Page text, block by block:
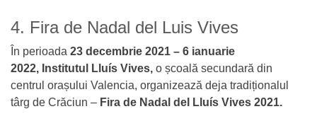
4. Fira de Nadal del Luis Vives
În perioada 23 decembrie 2021 – 6 ianuarie
2022, Institutul Lluís Vives, o școală secundară din
centrul orașului Valencia, organizează deja tradiționalul
târg de Crăciun – Fira de Nadal del Lluís Vives 2021.